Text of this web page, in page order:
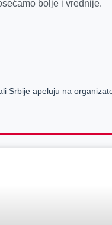
bolje i vrednije.